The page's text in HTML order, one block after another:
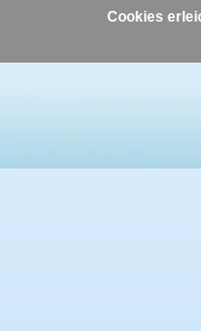
Cookies